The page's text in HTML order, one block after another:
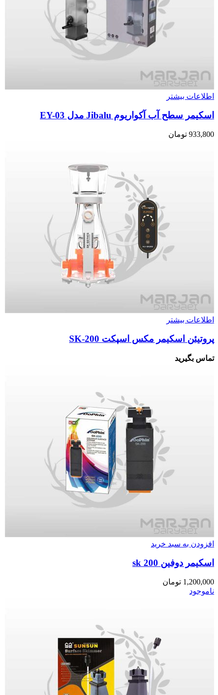
اطلاعات بیشتر
اسکیمر سطح آب آکواریوم Jibalu مدل EY-03
933,800 تومان
اطلاعات بیشتر
پروتیئن اسکیمر مکس اسپکت SK-200
تماس بگیرید
افزودن به سبد خرید
اسکیمر دوفین sk 200
1,200,000 تومان
ناموجود